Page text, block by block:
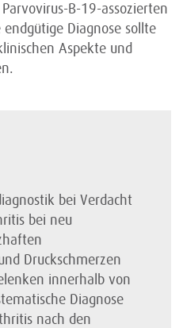
B-19-assozierten
Diagnose sollte
Aspekte und
bei Verdacht
bei neu
Druck­schmerzen
innerhalb von
Diagnose
nach den